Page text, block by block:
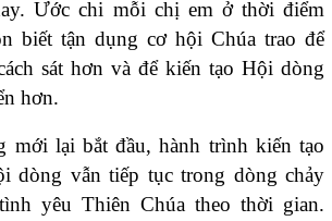
Ước chi mỗi chị em ở thời điểm
biết tận dụng cơ hội Chúa trao để
sát hơn và để kiến tạo Hội dòng
hơn.
mới lại bắt đầu, hành trình kiến tạo
dòng vẫn tiếp tục trong dòng chảy
yêu Thiên Chúa theo thời gian.